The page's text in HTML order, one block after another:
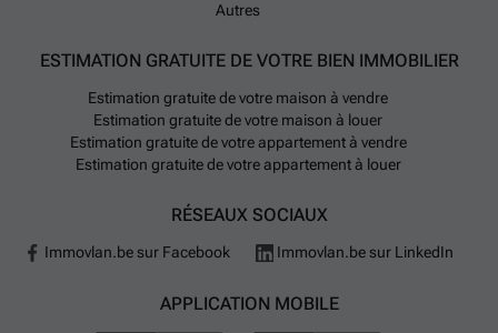
Autres
ESTIMATION GRATUITE DE VOTRE BIEN IMMOBILIER
Estimation gratuite de votre maison à vendre
Estimation gratuite de votre maison à louer
Estimation gratuite de votre appartement à vendre
Estimation gratuite de votre appartement à louer
RÉSEAUX SOCIAUX
Immovlan.be sur Facebook Immovlan.be sur LinkedIn
APPLICATION MOBILE